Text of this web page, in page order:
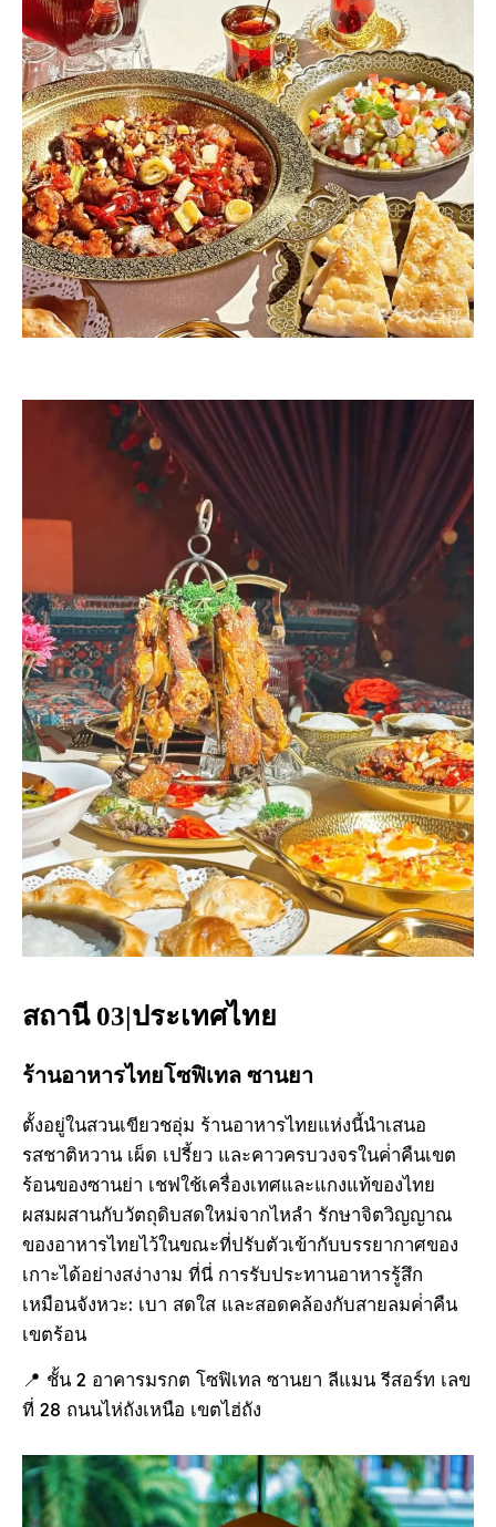
สถานี 03|ประเทศไทย
ร้านอาหารไทยโซฟิเทล ซานยา
ตั้งอยู่ในสวนเขียวชอุ่ม ร้านอาหารไทยแห่งนี้นําเสนอ
รสชาติหวาน เผ็ด เปรี้ยว และคาวครบวงจรในค่ําคืนเขต
ร้อนของซานย่า เชฟใช้เครื่องเทศและแกงแท้ของไทย
ผสมผสานกับวัตถุดิบสดใหม่จากไหลํา รักษาจิตวิญญาณ
ของอาหารไทยไว้ในขณะที่ปรับตัวเข้ากับบรรยากาศของ
เกาะได้อย่างสง่างาม ที่นี่ การรับประทานอาหารรู้สึก
เหมือนจังหวะ: เบา สดใส และสอดคล้องกับสายลมค่ําคืน
เขตร้อน
📍 ชั้น 2 อาคารมรกต โซฟิเทล ซานยา ลีแมน รีสอร์ท เลข
ที่ 28 ถนนไห่ถังเหนือ เขตไฮ่ถัง